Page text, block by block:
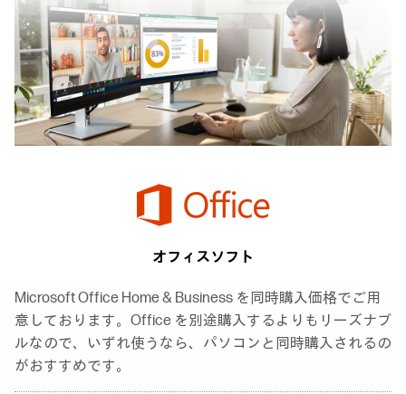
オフィスソフト
Microsoft Office Home & Business を同時購入価格でご用
意しております。Office を別途購入するよりもリーズナブ
ルなので、いずれ使うなら、パソコンと同時購入されるの
がおすすめです。